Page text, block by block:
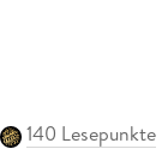
140 Lesepunkte